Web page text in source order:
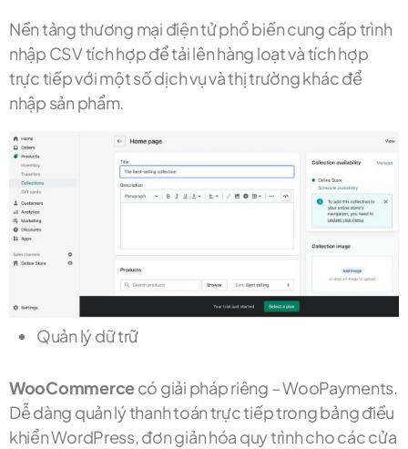
Nền tảng thương mại điện tử phổ biến cung cấp trình
nhập CSV tích hợp để tải lên hàng loạt và tích hợp
trực tiếp với một số dịch vụ và thị trường khác để
nhập sản phẩm.
Quản lý dữ trữ
WooCommercecó giải pháp riêng – WooPayments.
Dễ dàng quản lý thanh toán trực tiếp trong bảng điều
khiển WordPress, đơn giản hóa quy trình cho các cửa